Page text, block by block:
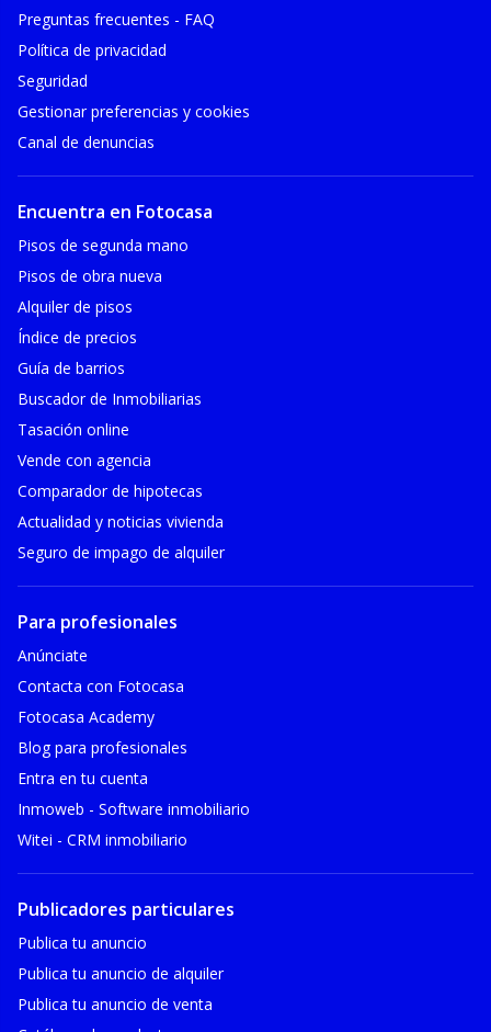
Preguntas frecuentes - FAQ
Política de privacidad
Seguridad
Gestionar preferencias y cookies
Canal de denuncias
Encuentra en Fotocasa
Pisos de segunda mano
Pisos de obra nueva
Alquiler de pisos
Índice de precios
Guía de barrios
Buscador de Inmobiliarias
Tasación online
Vende con agencia
Comparador de hipotecas
Actualidad y noticias vivienda
Seguro de impago de alquiler
Para profesionales
Anúnciate
Contacta con Fotocasa
Fotocasa Academy
Blog para profesionales
Entra en tu cuenta
Inmoweb - Software inmobiliario
Witei - CRM inmobiliario
Publicadores particulares
Publica tu anuncio
Publica tu anuncio de alquiler
Publica tu anuncio de venta